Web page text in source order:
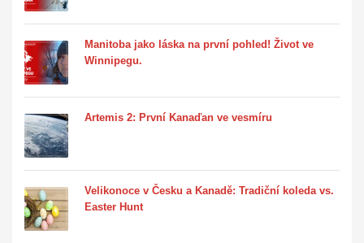
Manitoba jako láska na první pohled! Život ve
Winnipegu.
Artemis 2: První Kanaďan ve vesmíru
Velikonoce v Česku a Kanadě: Tradiční koleda vs.
Easter Hunt